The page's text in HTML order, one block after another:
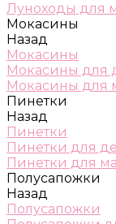
Луноходы для
Мокасины
Назад
Мокасины
Мокасины для
Мокасины для
Пинетки
Назад
Пинетки
Пинетки для
Пинетки для
Полусапожки
Назад
Полусапожки